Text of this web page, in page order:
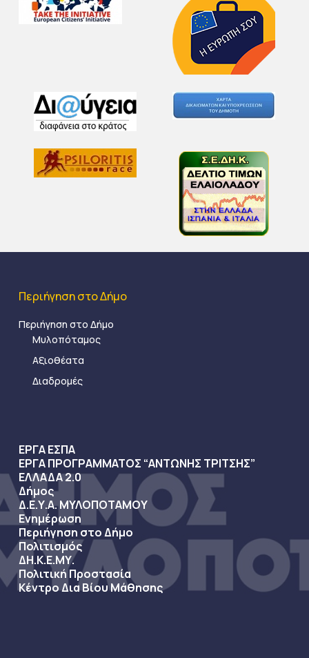
Περιήγηση στο Δήμο
Περιήγηση στο Δήμο
Μυλοπόταμος
Αξιοθέατα
Διαδρομές
ΕΡΓΑ ΕΣΠΑ
ΕΡΓΑ ΠΡΟΓΡΑΜΜΑΤΟΣ “ΑΝΤΩΝΗΣ ΤΡΙΤΣΗΣ”
ΕΛΛΑΔΑ 2.0
Δήμος
Δ.Ε.Υ.Α. ΜΥΛΟΠΟΤΑΜΟΥ
Ενημέρωση
Περιήγηση στο Δήμο
Πολιτισμός
ΔΗ.Κ.Ε.ΜΥ.
Πολιτική Προστασία
Κέντρο Δια Βίου Μάθησης